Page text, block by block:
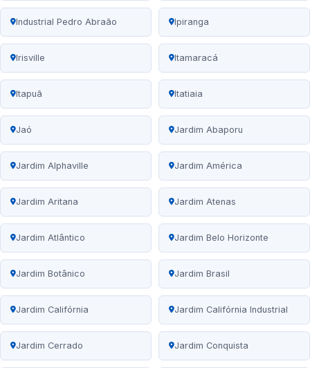
Industrial Pedro Abraão Ipiranga
Irisville Itamaracá
Itapuã Itatiaia
Jaó Jardim Abaporu
Jardim Alphaville Jardim América
Jardim Aritana Jardim Atenas
Jardim Atlântico Jardim Belo Horizonte
Jardim Botânico Jardim Brasil
Jardim Califórnia Jardim Califórnia Industrial
Jardim Cerrado Jardim Conquista